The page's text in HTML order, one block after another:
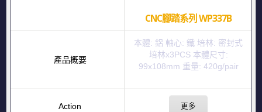
CNC腳踏系列 WP337B
本體: 鋁 軸心: 鐡 培林: 密封式
培林x3PCS 本體尺寸:
99x108mm 重量: 420g/pair
更多